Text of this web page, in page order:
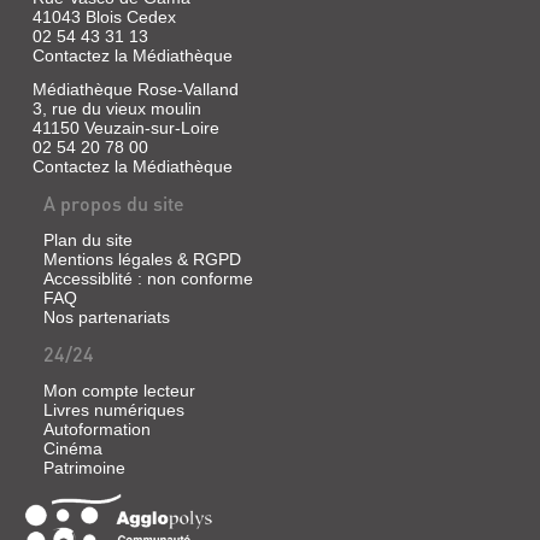
tranquille
avec
sa
mère
dans
un
village.
Un
jour,
après
observé
sorcier
jeter
un
sort,
elle
met
tête
de
l'imiter.
L'ATELIER
Dis
à
mon
papa
qu'il
faut
qu'il
rentre
vite
!
dis-
que
je
lui
fais
des
bécots
Et
mamy
aussi,
elle
lui
fait
des
bécots
!...
41043 Blois Cedex
02 54 43 31 13
Contactez la Médiathèque
Médiathèque Rose-Valland
3, rue du vieux moulin
41150 Veuzain-sur-Loire
02 54 20 78 00
Contactez la Médiathèque
A propos du site
Plan du site
Mentions légales & RGPD
Accessiblité : non conforme
FAQ
Nos partenariats
24/24
Mon compte lecteur
Livres numériques
Autoformation
Cinéma
Patrimoine